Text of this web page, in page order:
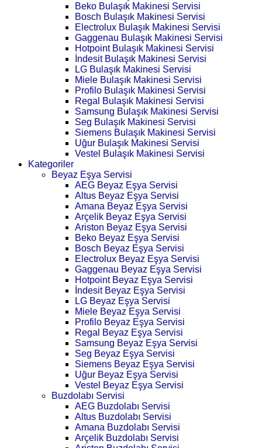
Beko Bulaşık Makinesi Servisi
Bosch Bulaşık Makinesi Servisi
Electrolux Bulaşık Makinesi Servisi
Gaggenau Bulaşık Makinesi Servisi
Hotpoint Bulaşık Makinesi Servisi
İndesit Bulaşık Makinesi Servisi
LG Bulaşık Makinesi Servisi
Miele Bulaşık Makinesi Servisi
Profilo Bulaşık Makinesi Servisi
Regal Bulaşık Makinesi Servisi
Samsung Bulaşık Makinesi Servisi
Seg Bulaşık Makinesi Servisi
Siemens Bulaşık Makinesi Servisi
Uğur Bulaşık Makinesi Servisi
Vestel Bulaşık Makinesi Servisi
Kategoriler
Beyaz Eşya Servisi
AEG Beyaz Eşya Servisi
Altus Beyaz Eşya Servisi
Amana Beyaz Eşya Servisi
Arçelik Beyaz Eşya Servisi
Ariston Beyaz Eşya Servisi
Beko Beyaz Eşya Servisi
Bosch Beyaz Eşya Servisi
Electrolux Beyaz Eşya Servisi
Gaggenau Beyaz Eşya Servisi
Hotpoint Beyaz Eşya Servisi
İndesit Beyaz Eşya Servisi
LG Beyaz Eşya Servisi
Miele Beyaz Eşya Servisi
Profilo Beyaz Eşya Servisi
Regal Beyaz Eşya Servisi
Samsung Beyaz Eşya Servisi
Seg Beyaz Eşya Servisi
Siemens Beyaz Eşya Servisi
Uğur Beyaz Eşya Servisi
Vestel Beyaz Eşya Servisi
Buzdolabı Servisi
AEG Buzdolabı Servisi
Altus Buzdolabı Servisi
Amana Buzdolabı Servisi
Arçelik Buzdolabı Servisi